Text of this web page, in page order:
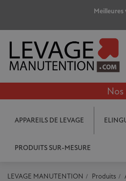
Meilleures
APPAREILS DE LEVAGE
PRODUITS SUR-MESURE
LEVAGE MANUTENTION Produits